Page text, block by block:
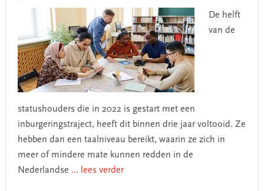
De helft
van de
statushouders die in 2022 is gestart met een
inburgeringstraject, heeft dit binnen drie jaar voltooid. Ze
hebben dan een taalniveau bereikt, waarin ze zich in
meer of mindere mate kunnen redden in de
Nederlandse ... lees verder